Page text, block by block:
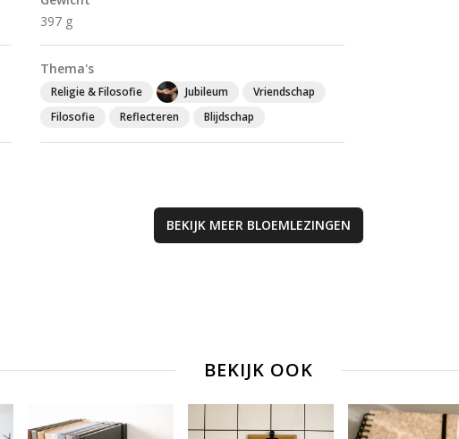
397 g
Thema's
Religie & Filosofie Jubileum
Vriendschap
Filosofie
Reflecteren Blijdschap
BEKIJK MEER BLOEMLEZINGEN
BEKIJK OOK